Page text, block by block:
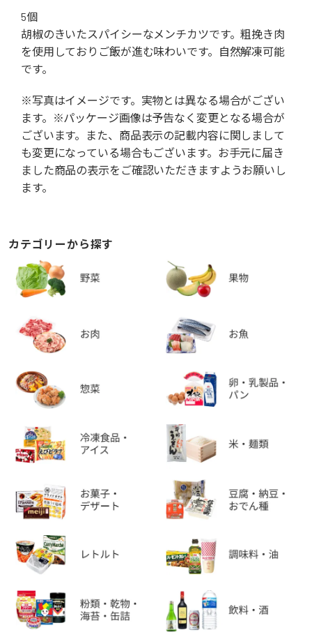
5個
胡椒のきいたスパイシーなメンチカツです。粗挽き肉
を使用しておりご飯が進む味わいです。自然解凍可能
です。
※写真はイメージです。実物とは異なる場合がござい
ます。※パッケージ画像は予告なく変更となる場合が
ございます。また、商品表示の記載内容に関しまして
も変更になっている場合もございます。お手元に届き
ました商品の表示をご確認いただきますようお願いし
ます。
カテゴリーから探す